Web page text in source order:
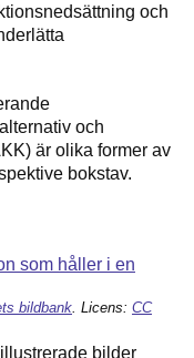
och
och
är olika former av
bokstav.
bildbank . Licens: CC
bilder